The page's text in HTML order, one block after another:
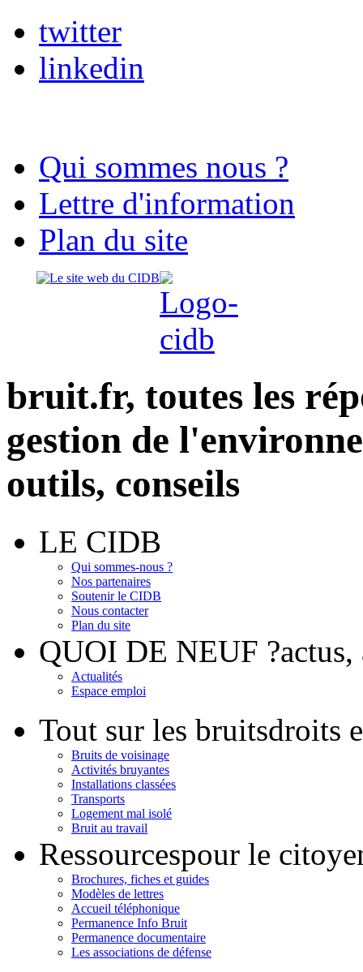
twitter
linkedin
Qui sommes nous ?
Lettre d'information
Plan du site
bruit.fr, toutes les
gestion de
outils, conseils
LE CIDB
Qui sommes-nous ?
Nos partenaires
Soutenir le CIDB
Nous contacter
Plan du site
QUOI DE NEUF ?
Actualités
Espace emploi
Tout sur les bruitsdroits
Bruits de voisinage
Activités bruyantes
Installations classées
Transports
Logement mal isolé
Bruit au travail
Ressourcespour le
Brochures, fiches et guides
Modèles de lettres
Accueil téléphonique
Permanence Info Bruit
Permanence documentaire
Les associations de défense